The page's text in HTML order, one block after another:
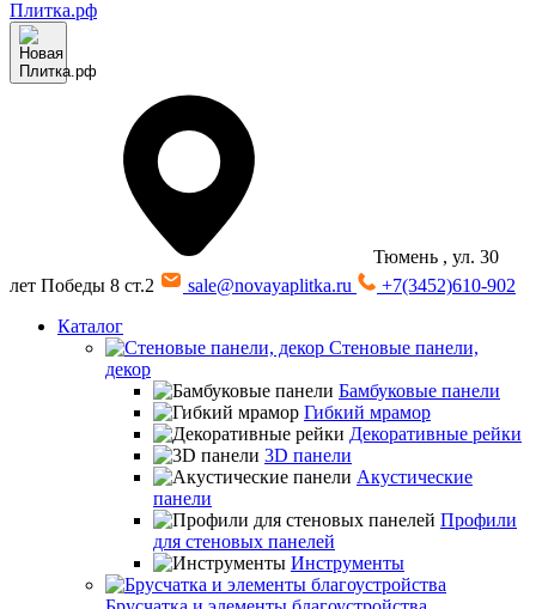
Тюмень , ул. 30
лет Победы 8 ст.2
sale@novayaplitka.ru
+7(3452)610-902
Каталог
Стеновые панели,
декор
Бамбуковые панели
Гибкий мрамор
Декоративные рейки
3D панели
Акустические
панели
Профили
для стеновых панелей
Инструменты